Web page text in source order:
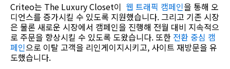
Criteo는 The Luxury Closet이 웹 트래픽 캠페인을 통해 오
디언스를 증가시킬 수 있도록 지원했습니다. 그리고 기존 시장
은 물론 새로운 시장에서 캠페인을 진행해 전월 대비 지속적으
로 주문을 향상시킬 수 있도록 도왔습니다. 또한 전환 중심 캠
페인으로 이탈 고객을 리인게이지시키고, 사이트 재방문을 유
도했습니다.